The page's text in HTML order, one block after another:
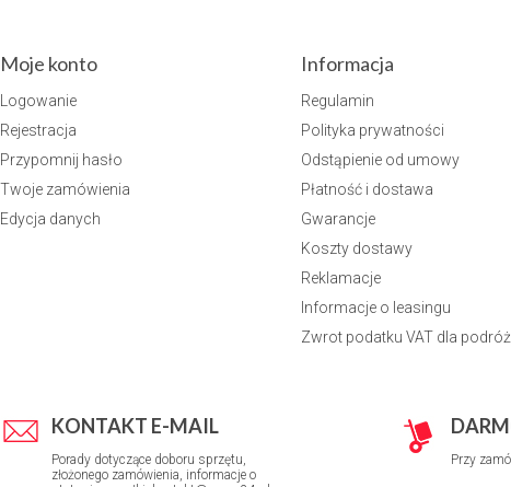
Moje konto
Logowanie
Rejestracja
Przypomnij hasło
Twoje zamówienia
Edycja danych
Informacja
Regulamin
Polityka prywatności
Odstąpienie od umowy
Płatność i dostawa
Gwarancje
Koszty dostawy
Reklamacje
Informacje o leasingu
Zwrot podatku VAT dla
KONTAKT E-MAIL
Porady dotyczące doboru sprzętu,
złożonego zamówienia, informacje o
Przy